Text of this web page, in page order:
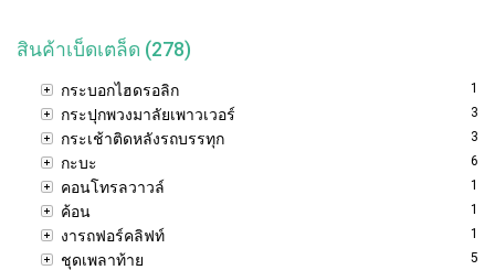
สินค้าเบ็ดเตล็ด (278)
กระบอกไฮดรอลิก 1
กระปุกพวงมาลัยเพาวเวอร์ 3
กระเช้าติดหลังรถบรรทุก 3
กะบะ 6
คอนโทรลวาวล์ 1
ค้อน 1
งารถฟอร์คลิฟท์ 1
ชุดเพลาท้าย 5